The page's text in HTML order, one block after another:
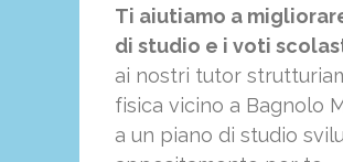
Ti aiutiamo a
di studio e i voti
ai nostri tutor
fisica vicino a Bagnolo
a un piano di studio